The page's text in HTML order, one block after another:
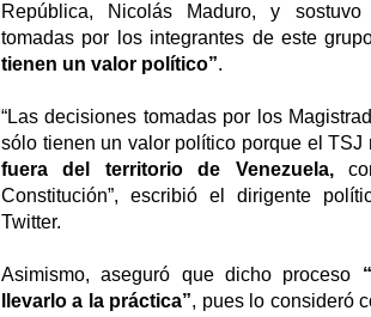
República, Nicolás Maduro, y
tomadas por los integrantes de este
tienen un valor político”.
“Las decisiones tomadas por los
sólo tienen un valor político porque el TSJ
fuera del territorio de Venezuela,
Constitución”, escribió el dirigente
Twitter.
Asimismo, aseguró que dicho proceso
llevarlo a la práctica”, pues lo consideró